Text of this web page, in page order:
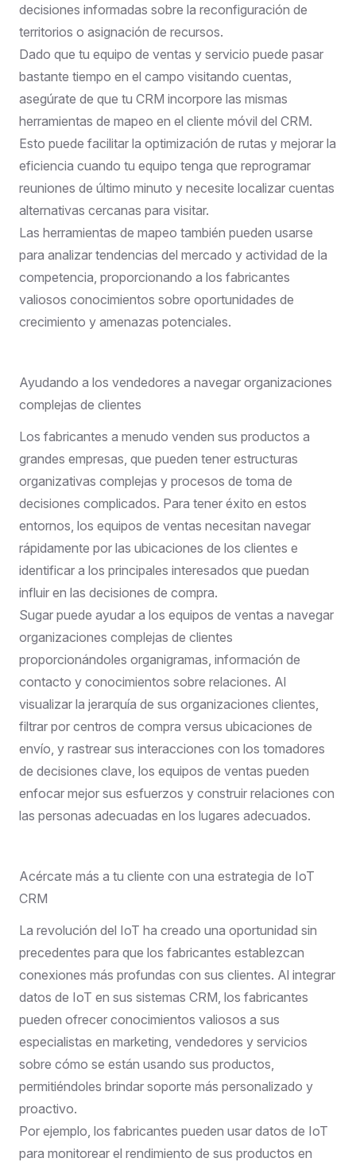
decisiones informadas sobre la reconfiguración de
territorios o asignación de recursos.
Dado que tu equipo de ventas y servicio puede pasar
bastante tiempo en el campo visitando cuentas,
asegúrate de que tu CRM incorpore las mismas
herramientas de mapeo en el cliente móvil del CRM.
Esto puede facilitar la optimización de rutas y mejorar la
eficiencia cuando tu equipo tenga que reprogramar
reuniones de último minuto y necesite localizar cuentas
alternativas cercanas para visitar.
Las herramientas de mapeo también pueden usarse
para analizar tendencias del mercado y actividad de la
competencia, proporcionando a los fabricantes
valiosos conocimientos sobre oportunidades de
crecimiento y amenazas potenciales.
Ayudando a los vendedores a navegar organizaciones
complejas de clientes
Los fabricantes a menudo venden sus productos a
grandes empresas, que pueden tener estructuras
organizativas complejas y procesos de toma de
decisiones complicados. Para tener éxito en estos
entornos, los equipos de ventas necesitan navegar
rápidamente por las ubicaciones de los clientes e
identificar a los principales interesados que puedan
influir en las decisiones de compra.
Sugar puede ayudar a los equipos de ventas a navegar
organizaciones complejas de clientes
proporcionándoles organigramas, información de
contacto y conocimientos sobre relaciones. Al
visualizar la jerarquía de sus organizaciones clientes,
filtrar por centros de compra versus ubicaciones de
envío, y rastrear sus interacciones con los tomadores
de decisiones clave, los equipos de ventas pueden
enfocar mejor sus esfuerzos y construir relaciones con
las personas adecuadas en los lugares adecuados.
Acércate más a tu cliente con una estrategia de IoT
CRM
La revolución del IoT ha creado una oportunidad sin
precedentes para que los fabricantes establezcan
conexiones más profundas con sus clientes. Al integrar
datos de IoT en sus sistemas CRM, los fabricantes
pueden ofrecer conocimientos valiosos a sus
especialistas en marketing, vendedores y servicios
sobre cómo se están usando sus productos,
permitiéndoles brindar soporte más personalizado y
proactivo.
Por ejemplo, los fabricantes pueden usar datos de IoT
para monitorear el rendimiento de sus productos en